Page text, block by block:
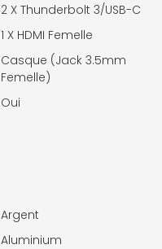
2 X Thunderbolt 3/USB-C
1 X HDMI Femelle
Casque (Jack 3.5mm
Femelle)
Oui
Argent
Aluminium